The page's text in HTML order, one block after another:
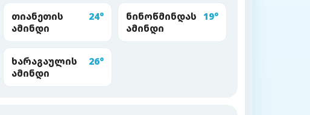
თიანეთის
ამინდი
24°
ნინოწმინდას
ამინდი
19°
ხარაგაულის
ამინდი
26°